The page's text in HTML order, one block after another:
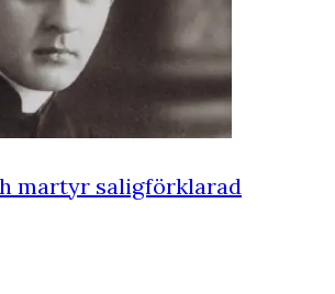
martyr saligförklarad